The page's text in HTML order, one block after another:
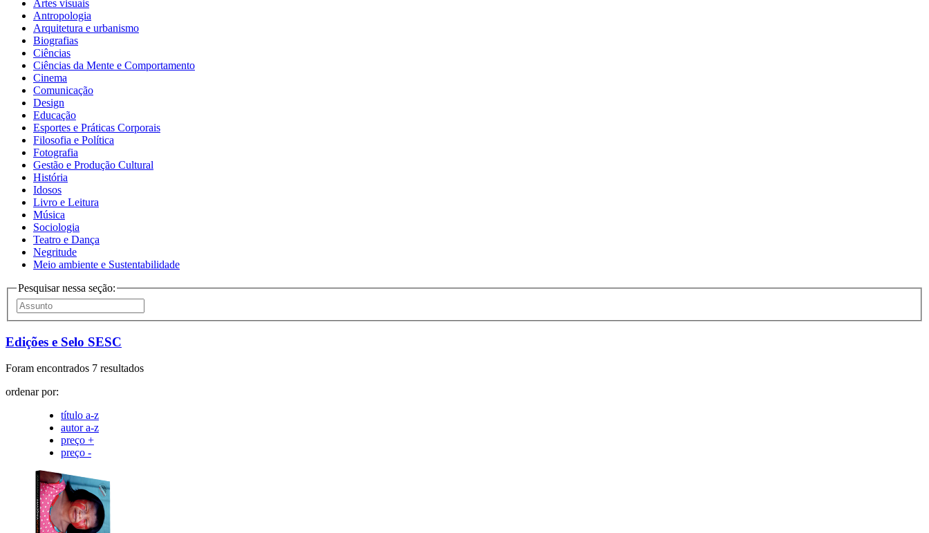
Artes visuais
Antropologia
Arquitetura e urbanismo
Biografias
Ciências
Ciências da Mente e Comportamento
Cinema
Comunicação
Design
Educação
Esportes e Práticas Corporais
Filosofia e Política
Fotografia
Gestão e Produção Cultural
História
Idosos
Livro e Leitura
Música
Sociologia
Teatro e Dança
Negritude
Meio ambiente e Sustentabilidade
Pesquisar nessa seção:
Edições e Selo SESC
Foram encontrados 7 resultados
ordenar por:
título a-z
autor a-z
preço +
preço -